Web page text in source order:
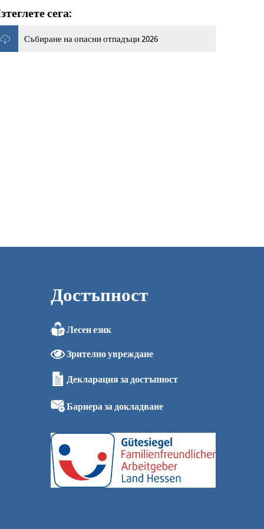
сега:
Събиране на опасни отпадъци 2026
Достъпност
Лесен език
Зрително увреждане
Декларация за достъпност
Бариера за докладване